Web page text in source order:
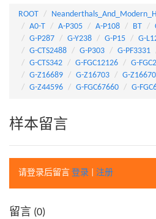
ROOT
A0-T
A-P305 A-P108 BT
G-P287
G-Y238 G-P15 G-
G-CTS2488
G-P303 G-PF3331
G-CTS342
G-FGC12126 G-
G-Z16689
G-Z16703 G-Z16670
G-Z44596
G-FGC67660 G-
样本留言
请登录后留言 登录 注册
留言 (0)